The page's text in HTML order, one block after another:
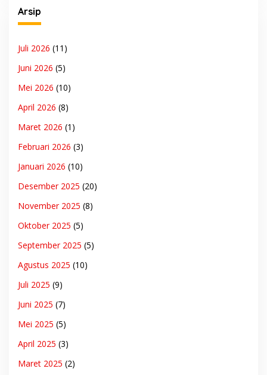
Arsip
Juli 2026 (11)
Juni 2026 (5)
Mei 2026 (10)
April 2026 (8)
Maret 2026 (1)
Februari 2026 (3)
Januari 2026 (10)
Desember 2025 (20)
November 2025 (8)
Oktober 2025 (5)
September 2025 (5)
Agustus 2025 (10)
Juli 2025 (9)
Juni 2025 (7)
Mei 2025 (5)
April 2025 (3)
Maret 2025 (2)